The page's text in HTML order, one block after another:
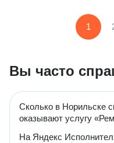
1
Вы часто
Сколько в Норильске
оказывают услугу
На Яндекс